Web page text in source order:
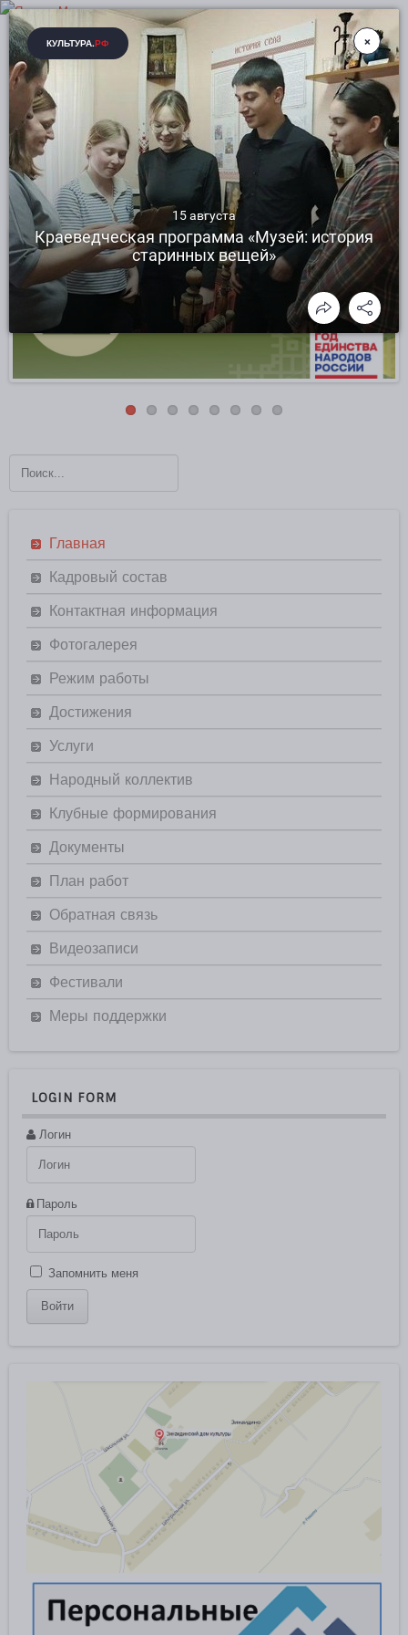
ЗИНАИДИНСКИЙ ЦЕНТР КУЛЬТУРНОГО
РАЗВИТИЯ РАКИТЯНСКОГО РАЙОНА
БЕЛГОРОДСКОЙ ОБЛАСТИ
Главная
Кадровый состав
Контактная информация
Фотогалерея
Режим работы
Достижения
Услуги
Народный коллектив
Клубные формирования
Документы
План работ
Обратная связь
Видеозаписи
Фестивали
Меры поддержки
LOGIN FORM
Логин
Пароль
Запомнить меня